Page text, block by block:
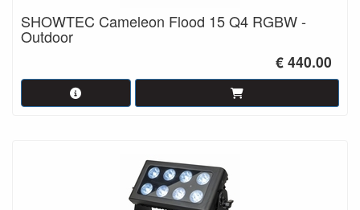
SHOWTEC Cameleon Flood 15 Q4 RGBW -
Outdoor
€ 440.00